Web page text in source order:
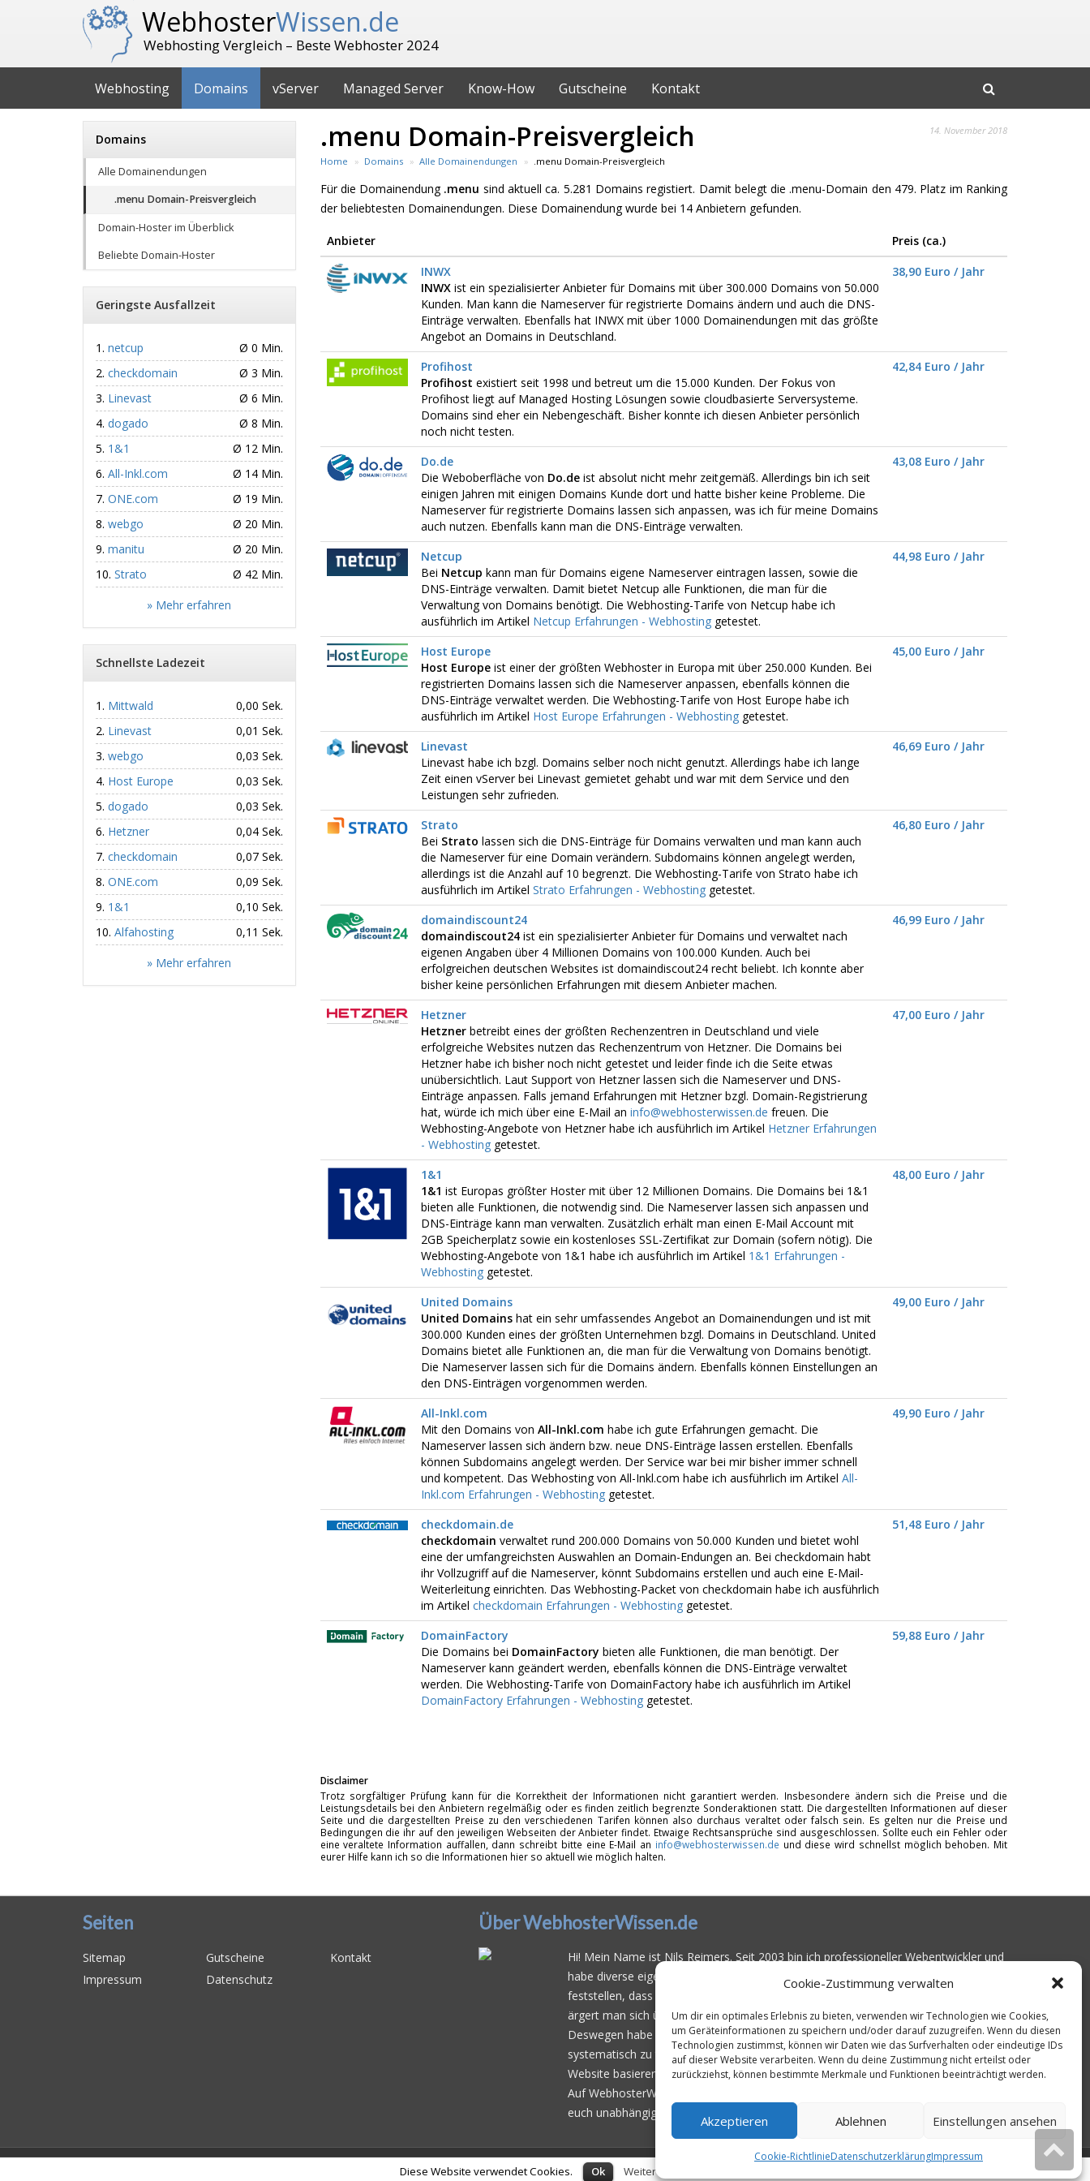
Cookie-Zustimmung verwalten
Um dir ein optimales Erlebnis zu bieten, verwenden wir Technologien wie Cookies,
um Geräteinformationen zu speichern und/oder darauf zuzugreifen. Wenn du diesen
Technologien zustimmst, können wir Daten wie das Surfverhalten oder eindeutige IDs
auf dieser Website verarbeiten. Wenn du deine Zustimmung nicht erteilst oder
zurückziehst, können bestimmte Merkmale und Funktionen beeinträchtigt werden.
Akzeptieren Ablehnen Einstellungen ansehen
Cookie-RichtlinieDatenschutzerklärungImpressum
WebhosterWissen.de
Webhosting Vergleich – Beste Webhoster 2024
Webhosting Domains vServer Managed Server Know-How Gutscheine Kontakt
14. November 2018
.menu Domain-Preisvergleich
Home Domains Alle Domainendungen .menu Domain-Preisvergleich
Für die Domainendung .menu sind aktuell ca. 5.281 Domains registiert. Damit belegt die .menu-Domain den 479. Platz im Ranking
der beliebtesten Domainendungen. Diese Domainendung wurde bei 14 Anbietern gefunden.
Anbieter
Preis (ca.)
INWX
INWXist ein spezialisierter Anbieter für Domains mit über 300.000 Domains von 50.000
Kunden. Man kann die Nameserver für registrierte Domains ändern und auch die DNS-
Einträge verwalten. Ebenfalls hat INWX mit über 1000 Domainendungen mit das größte
Angebot an Domains in Deutschland.
38,90 Euro / Jahr
Profihost
Profihost existiert seit 1998 und betreut um die 15.000 Kunden. Der Fokus von
Profihost liegt auf Managed Hosting Lösungen sowie cloudbasierte Serversysteme.
Domains sind eher ein Nebengeschäft. Bisher konnte ich diesen Anbieter persönlich
noch nicht testen.
42,84 Euro / Jahr
Do.de
Die Weboberfläche von Do.deist absolut nicht mehr zeitgemäß. Allerdings bin ich seit
einigen Jahren mit einigen Domains Kunde dort und hatte bisher keine Probleme. Die
Nameserver für registrierte Domains lassen sich anpassen, was ich für meine Domains
auch nutzen. Ebenfalls kann man die DNS-Einträge verwalten.
43,08 Euro / Jahr
Netcup
Bei Netcup kann man für Domains eigene Nameserver eintragen lassen, sowie die
DNS-Einträge verwalten. Damit bietet Netcup alle Funktionen, die man für die
Verwaltung von Domains benötigt. Die Webhosting-Tarife von Netcup habe ich
ausführlich im Artikel Netcup Erfahrungen - Webhostinggetestet.
44,98 Euro / Jahr
Host Europe
Host Europeist einer der größten Webhoster in Europa mit über 250.000 Kunden. Bei
registrierten Domains lassen sich die Nameserver anpassen, ebenfalls können die
DNS-Einträge verwaltet werden. Die Webhosting-Tarife von Host Europe habe ich
ausführlich im Artikel Host Europe Erfahrungen - Webhostinggetestet.
45,00 Euro / Jahr
Linevast
Linevast habe ich bzgl. Domains selber noch nicht genutzt. Allerdings habe ich lange
Zeit einen vServer bei Linevast gemietet gehabt und war mit dem Service und den
Leistungen sehr zufrieden.
46,69 Euro / Jahr
Strato
Bei Strato lassen sich die DNS-Einträge für Domains verwalten und man kann auch
die Nameserver für eine Domain verändern. Subdomains können angelegt werden,
allerdings ist die Anzahl auf 10 begrenzt. Die Webhosting-Tarife von Strato habe ich
ausführlich im Artikel Strato Erfahrungen - Webhostinggetestet.
46,80 Euro / Jahr
domaindiscount24
domaindiscout24ist ein spezialisierter Anbieter für Domains und verwaltet nach
eigenen Angaben über 4 Millionen Domains von 100.000 Kunden. Auch bei
erfolgreichen deutschen Websites ist domaindiscout24 recht beliebt. Ich konnte aber
bisher keine persönlichen Erfahrungen mit diesem Anbieter machen.
46,99 Euro / Jahr
Hetzner
Hetznerbetreibt eines der größten Rechenzentren in Deutschland und viele
erfolgreiche Websites nutzen das Rechenzentrum von Hetzner. Die Domains bei
Hetzner habe ich bisher noch nicht getestet und leider finde ich die Seite etwas
unübersichtlich. Laut Support von Hetzner lassen sich die Nameserver und DNS-
Einträge anpassen. Falls jemand Erfahrungen mit Hetzner bzgl. Domain-Registrierung
hat, würde ich mich über eine E-Mail an info@webhosterwissen.de freuen. Die
Webhosting-Angebote von Hetzner habe ich ausführlich im Artikel Hetzner Erfahrungen
- Webhostinggetestet.
47,00 Euro / Jahr
1&1
1&1 ist Europas größter Hoster mit über 12 Millionen Domains. Die Domains bei 1&1
bieten alle Funktionen, die notwendig sind. Die Nameserver lassen sich anpassen und
DNS-Einträge kann man verwalten. Zusätzlich erhält man einen E-Mail Account mit
2GB Speicherplatz sowie ein kostenloses SSL-Zertifikat zur Domain (sofern nötig). Die
Webhosting-Angebote von 1&1 habe ich ausführlich im Artikel 1&1 Erfahrungen -
Webhostinggetestet.
48,00 Euro / Jahr
United Domains
United Domainshat ein sehr umfassendes Angebot an Domainendungen und ist mit
300.000 Kunden eines der größten Unternehmen bzgl. Domains in Deutschland. United
Domains bietet alle Funktionen an, die man für die Verwaltung von Domains benötigt.
Die Nameserver lassen sich für die Domains ändern. Ebenfalls können Einstellungen an
den DNS-Einträgen vorgenommen werden.
49,00 Euro / Jahr
All-Inkl.com
Mit den Domains von All-Inkl.com habe ich gute Erfahrungen gemacht. Die
Nameserver lassen sich ändern bzw. neue DNS-Einträge lassen erstellen. Ebenfalls
können Subdomains angelegt werden. Der Service war bei mir bisher immer schnell
und kompetent. Das Webhosting von All-Inkl.com habe ich ausführlich im Artikel All-
Inkl.com Erfahrungen - Webhostinggetestet.
49,90 Euro / Jahr
checkdomain.de
checkdomain verwaltet rund 200.000 Domains von 50.000 Kunden und bietet wohl
eine der umfangreichsten Auswahlen an Domain-Endungen an. Bei checkdomain habt
ihr Vollzugriff auf die Nameserver, könnt Subdomains erstellen und auch eine E-Mail-
Weiterleitung einrichten. Das Webhosting-Packet von checkdomain habe ich ausführlich
im Artikel checkdomain Erfahrungen - Webhostinggetestet.
51,48 Euro / Jahr
DomainFactory
Die Domains bei DomainFactory bieten alle Funktionen, die man benötigt. Der
Nameserver kann geändert werden, ebenfalls können die DNS-Einträge verwaltet
werden. Die Webhosting-Tarife von DomainFactory habe ich ausführlich im Artikel
DomainFactory Erfahrungen - Webhostinggetestet.
59,88 Euro / Jahr
Disclaimer
Trotz sorgfältiger Prüfung kann für die Korrektheit der Informationen nicht garantiert werden. Insbesondere ändern sich die Preise und die
Leistungsdetails bei den Anbietern regelmäßig oder es finden zeitlich begrenzte Sonderaktionen statt. Die dargestellten Informationen auf dieser
Seite und die dargestellten Preise zu den verschiedenen Tarifen können also durchaus veraltet oder falsch sein. Es gelten nur die Preise und
Bedingungen die ihr auf den jeweiligen Webseiten der Anbieter findet. Etwaige Rechtsansprüche sind ausgeschlossen. Sollte euch ein Fehler oder
eine veraltete Information auffallen, dann schreibt bitte eine E-Mail an info@webhosterwissen.de und diese wird schnellst möglich behoben. Mit
eurer Hilfe kann ich so die Informationen hier so aktuell wie möglich halten.
Domains
Alle Domainendungen
.menu Domain-Preisvergleich
Domain-Hoster im Überblick
Beliebte Domain-Hoster
Geringste Ausfallzeit
netcup
Ø 0 Min.
checkdomain
Ø 3 Min.
Linevast
Ø 6 Min.
dogado
Ø 8 Min.
1&1
Ø 12 Min.
All-Inkl.com
Ø 14 Min.
ONE.com
Ø 19 Min.
webgo
Ø 20 Min.
manitu
Ø 20 Min.
Strato
Ø 42 Min.
» Mehr erfahren
Schnellste Ladezeit
Mittwald
0,00 Sek.
Linevast
0,01 Sek.
webgo
0,03 Sek.
Host Europe
0,03 Sek.
dogado
0,03 Sek.
Hetzner
0,04 Sek.
checkdomain
0,07 Sek.
ONE.com
0,09 Sek.
1&1
0,10 Sek.
Alfahosting
0,11 Sek.
» Mehr erfahren
Seiten
Sitemap Gutscheine
Kontakt
Impressum
Datenschutz
Über WebhosterWissen.de
Hi! Mein Name ist Nils Reimers. Seit 2003 bin ich professioneller Webentwickler und
habe diverse eigene Web- und Kundenprojekte realisiert. Dabei musste ich
feststellen, dass es schwierig ist gutes Webhosting zu finden: Bei vielen Anbietern
ärgert man sich überhäufige Serverausfälleoder überlangsame Ladezeiten.
Deswegen habe ich im Mai 2016 angefangen, die bekanntesten Webhoster
systematisch zu testen und deren Erreichbarkeit und Ladezeit für eine typische
Website basierend auf dem beliebten CMS-System WordPress zu protokollieren.
Auf WebhosterWissen.de werte ich diese Messungen kontinuierlich aus und gebe
euch unabhängige Empfehlungen für den idealen Webhoster.
© 2026WebhosterWissen.de
Diese Website verwendet Cookies. Ok Weitere Infos